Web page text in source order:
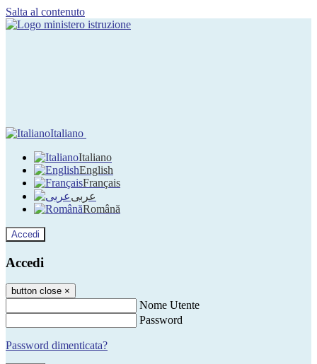
Salta al contenuto
Italiano
Italiano
English
Français
عربى
Română
Accedi
Accedi
button close ×
Nome Utente
Password
Password dimenticata?